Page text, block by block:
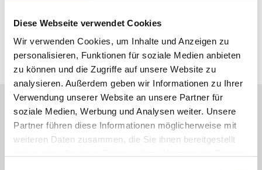
Diese Webseite verwendet Cookies
Wir verwenden Cookies, um Inhalte und Anzeigen zu
personalisieren, Funktionen für soziale Medien anbieten
zu können und die Zugriffe auf unsere Website zu
analysieren. Außerdem geben wir Informationen zu Ihrer
Verwendung unserer Website an unsere Partner für
soziale Medien, Werbung und Analysen weiter. Unsere
Partner führen diese Informationen möglicherweise mit
weiteren Daten zusammen, die Sie ihnen bereitgestellt
weihe@wb-immobilien.de
Energieausweis (Bedarfsausweis)